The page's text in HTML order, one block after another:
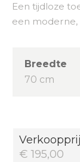
Een tijdloze
een
Breedte
70 cm
€ 195,00